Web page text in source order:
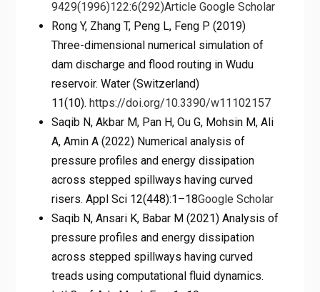
9429(1996)122:6(292)Article Google Scholar
Rong Y, Zhang T, Peng L, Feng P (2019)
Three-dimensional numerical simulation of
dam discharge and flood routing in Wudu
reservoir. Water (Switzerland)
11(10). https://doi.org/10.3390/w11102157
Saqib N, Akbar M, Pan H, Ou G, Mohsin M, Ali
A, Amin A (2022) Numerical analysis of
pressure profiles and energy dissipation
across stepped spillways having curved
risers. Appl Sci 12(448):1–18Google Scholar
Saqib N, Ansari K, Babar M (2021) Analysis of
pressure profiles and energy dissipation
across stepped spillways having curved
treads using computational fluid dynamics.